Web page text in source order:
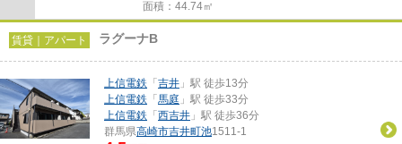
面積：44.74㎡
賃貸｜アパート ラグーナB
上信電鉄 「 吉井 」駅 徒歩13分
上信電鉄 「 馬庭 」駅 徒歩33分
上信電鉄 「 西吉井 」駅 徒歩36分
群馬県高崎市吉井町池1511-1